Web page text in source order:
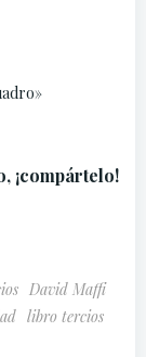
¡compártelo!
David Maffi
libro tercios